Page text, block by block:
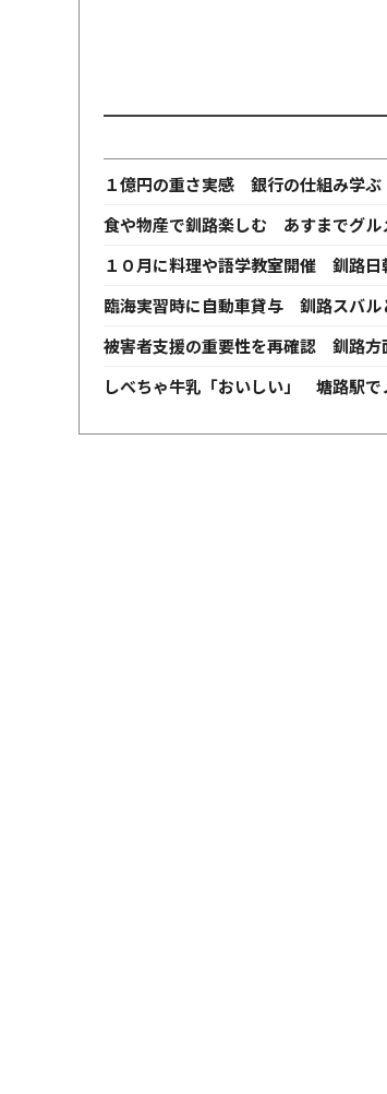
１億円の重さ実感 銀行の仕組み学
食や物産で釧路楽しむ あすまでグル
１０月に料理や語学教室開催 釧路日
臨海実習時に自動車貸与 釧路スバル
被害者支援の重要性を再確認 釧路方
しべちゃ牛乳「おいしい」 塘路駅で